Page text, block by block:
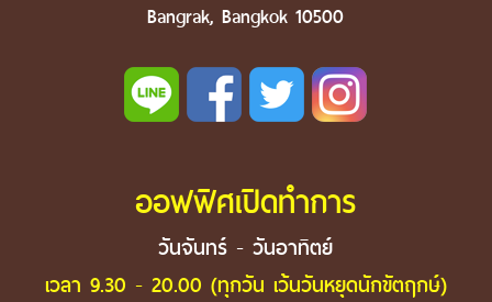
Bangrak, Bangkok 10500
ออฟฟิศเปิดทำการ
วันจันทร์ - วันอาทิตย์
เวลา 9.30 - 20.00 (ทุกวัน เว้นวันหยุดนักขัตฤกษ์)